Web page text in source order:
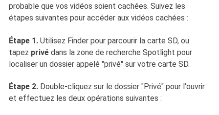
probable que vos vidéos soient cachées. Suivez les
étapes suivantes pour accéder aux vidéos cachées :
Étape 1.Utilisez Finder pour parcourir la carte SD, ou
tapez privédans la zone de recherche Spotlight pour
localiser un dossier appelé "privé" sur votre carte SD.
Étape 2. Double-cliquez sur le dossier "Privé" pour l'ouvrir
et effectuez les deux opérations suivantes :